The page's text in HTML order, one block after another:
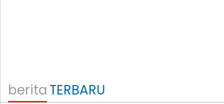
beritaTERBARU